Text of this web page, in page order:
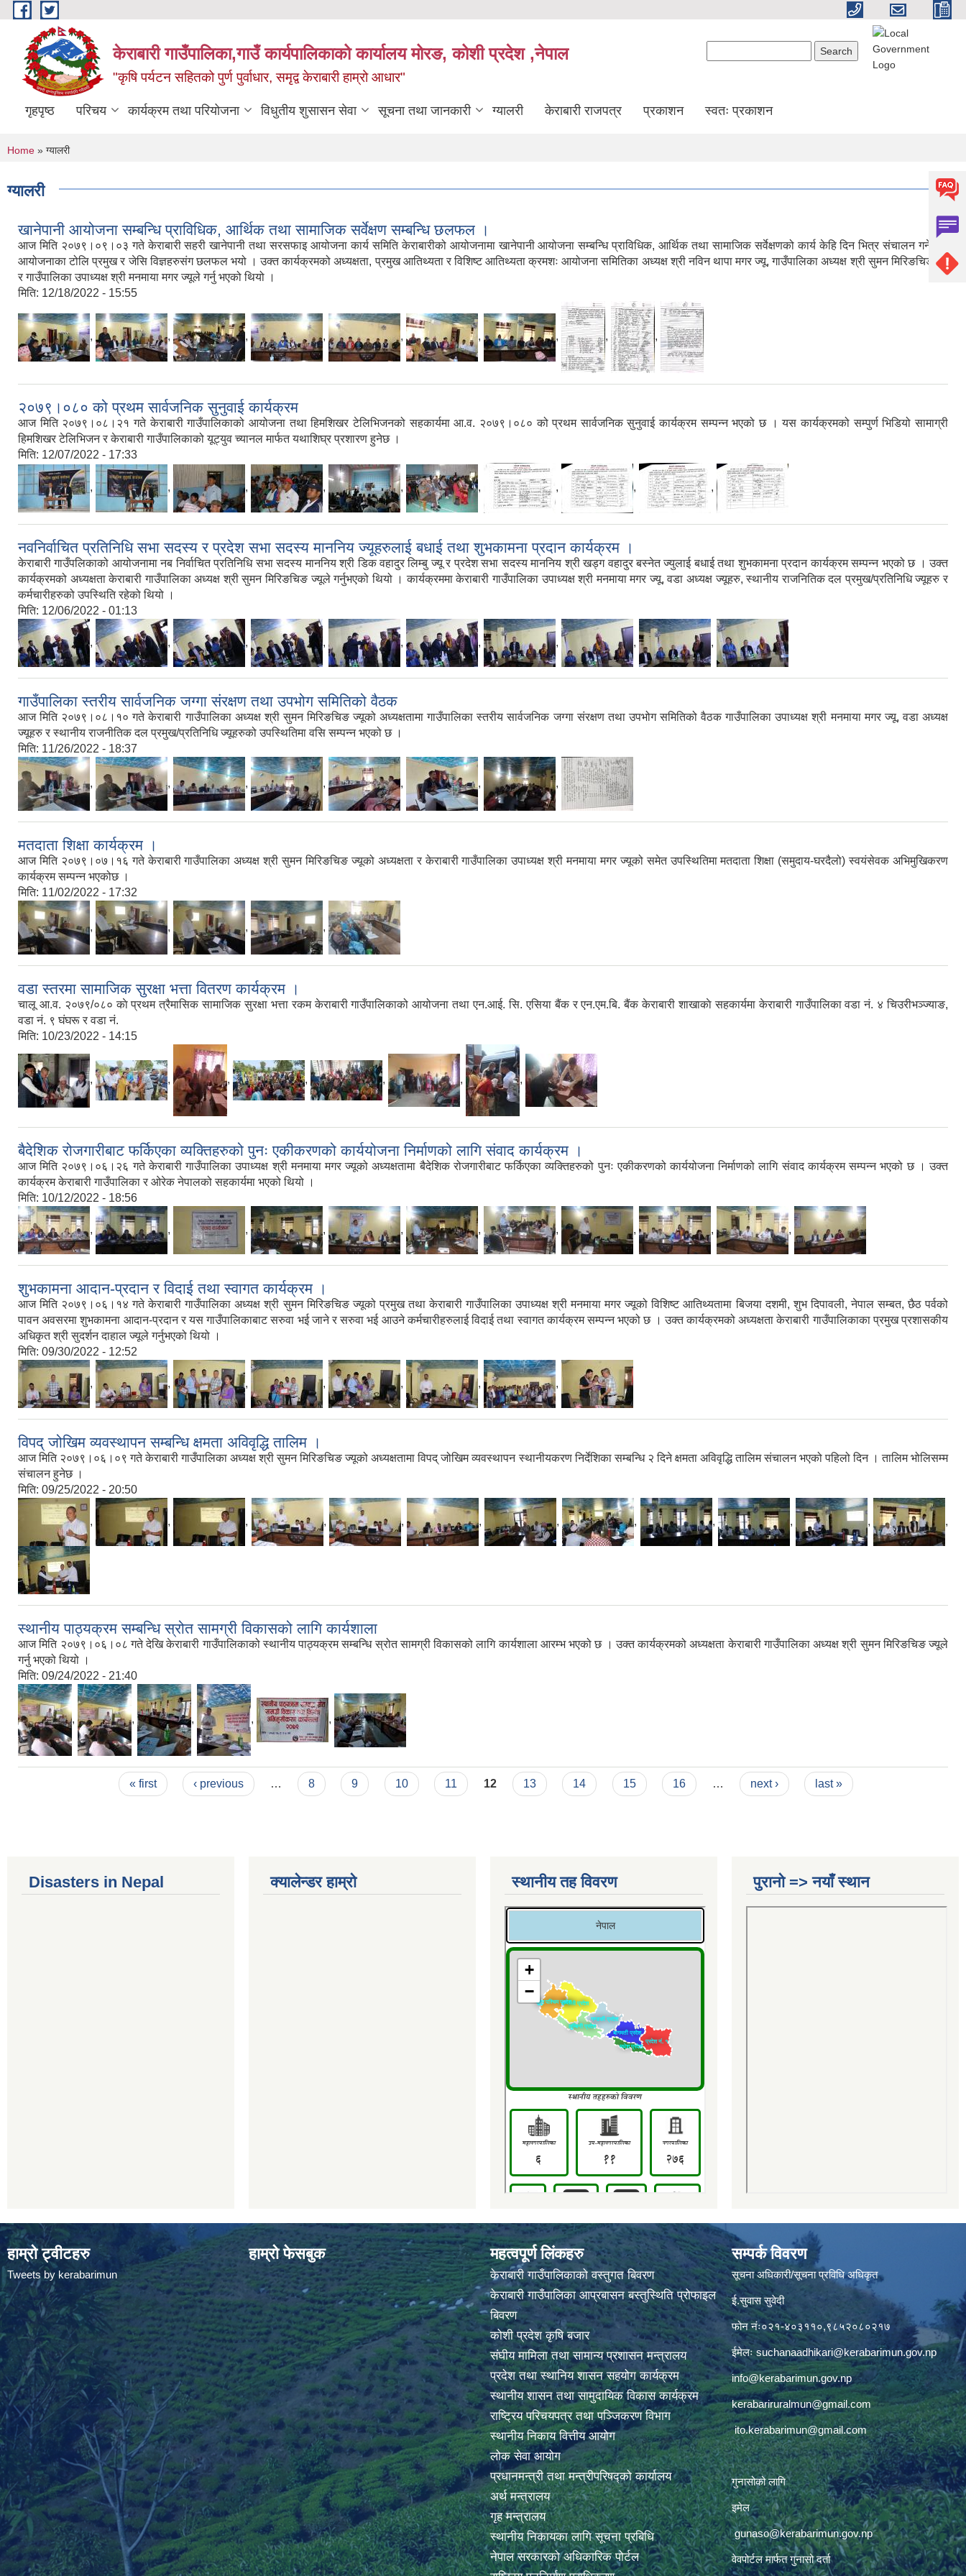
Skip to main content
केराबारी गाउँपालिका,गाउँ कार्यपालिकाको कार्यालय मोरङ, कोशी प्रदेश ,नेपाल
"कृषि पर्यटन सहितको पुर्ण पुर्वाधार, समृद्व केराबारी हाम्रो आधार"
गृहपृष्ठ परिचय कार्यक्रम तथा परियोजना विधुतीय शुसासन सेवा सूचना तथा जानकारी ग्यालरी केराबारी राजपत्र प्रकाशन स्वतः प्रकाशन
You are here
Home » ग्यालरी
ग्यालरी
खानेपानी आयोजना सम्बन्धि प्राविधिक, आर्थिक तथा सामाजिक सर्वेक्षण सम्बन्धि छलफल ।
आज मिति २०७९।०९।०३ गते केराबारी सहरी खानेपानी तथा सरसफाइ आयोजना कार्य समिति केराबारीको आयोजनामा खानेपानी आयोजना सम्बन्धि प्राविधिक, आर्थिक तथा सामाजिक सर्वेक्षणको कार्य केहि दिन भित्र संचालन गर्ने गरी
आयोजनाका टोलि प्रमुख र जेसि विज्ञहरुसंग छलफल भयो । उक्त कार्यक्रमको अध्यक्षता, प्रमुख आतिथ्यता र विशिष्ट आतिथ्यता क्रमशः आयोजना समितिका अध्यक्ष श्री नविन थापा मगर ज्यू, गाउँपालिका अध्यक्ष श्री सुमन मिरिङचिङ ज्यू
र गाउँपालिका उपाध्यक्ष श्री मनमाया मगर ज्यूले गर्नु भएको थियो ।
मिति: 12/18/2022 - 15:55
, , , , , , , , ,
२०७९।०८० को प्रथम सार्वजनिक सुनुवाई कार्यक्रम
आज मिति २०७९।०८।२१ गते केराबारी गाउँपालिकाको आयोजना तथा हिमशिखर टेलिभिजनको सहकार्यमा आ.व. २०७९।०८० को प्रथम सार्वजनिक सुनुवाई कार्यक्रम सम्पन्न भएको छ । यस कार्यक्रमको सम्पुर्ण भिडियो सामाग्री
हिमशिखर टेलिभिजन र केराबारी गाउँपालिकाको यूट्युव च्यानल मार्फत यथाशिघ्र प्रशारण हुनेछ ।
मिति: 12/07/2022 - 17:33
, , , , , , , , ,
नवनिर्वाचित प्रतिनिधि सभा सदस्य र प्रदेश सभा सदस्य माननिय ज्यूहरुलाई बधाई तथा शुभकामना प्रदान कार्यक्रम ।
केराबारी गाउँपलिकाको आयोजनामा नब निर्वाचित प्रतिनिधि सभा सदस्य माननिय श्री डिक वहादुर लिम्बु ज्यू र प्रदेश सभा सदस्य माननिय श्री खड्ग वहादुर बस्नेत ज्युलाई बधाई तथा शुभकामना प्रदान कार्यक्रम सम्पन्न भएको छ । उक्त
कार्यक्रमको अध्यक्षता केराबारी गाउँपालिका अध्यक्ष श्री सुमन मिरिङचिङ ज्यूले गर्नुभएको थियो । कार्यक्रममा केराबारी गाउँपालिका उपाध्यक्ष श्री मनमाया मगर ज्यू, वडा अध्यक्ष ज्यूहरु, स्थानीय राजनितिक दल प्रमुख/प्रतिनिधि ज्यूहरु र
कर्मचारीहरुको उपस्थिति रहेको थियो ।
मिति: 12/06/2022 - 01:13
, , , , , , , , ,
गाउँपालिका स्तरीय सार्वजनिक जग्गा संरक्षण तथा उपभोग समितिको वैठक
आज मिति २०७९।०८।१० गते केराबारी गाउँपालिका अध्यक्ष श्री सुमन मिरिङचिङ ज्यूको अध्यक्षतामा गाउँपालिका स्तरीय सार्वजनिक जग्गा संरक्षण तथा उपभोग समितिको वैठक गाउँपालिका उपाध्यक्ष श्री मनमाया मगर ज्यू, वडा अध्यक्ष
ज्यूहरु र स्थानीय राजनीतिक दल प्रमुख/प्रतिनिधि ज्यूहरुको उपस्थितिमा वसि सम्पन्न भएको छ ।
मिति: 11/26/2022 - 18:37
, , , , , , ,
मतदाता शिक्षा कार्यक्रम ।
आज मिति २०७९।०७।१६ गते केराबारी गाउँपालिका अध्यक्ष श्री सुमन मिरिङचिङ ज्यूको अध्यक्षता र केराबारी गाउँपालिका उपाध्यक्ष श्री मनमाया मगर ज्यूको समेत उपस्थितिमा मतदाता शिक्षा (समुदाय-घरदैलो) स्वयंसेवक अभिमुखिकरण
कार्यक्रम सम्पन्न भएकोछ ।
मिति: 11/02/2022 - 17:32
, , , ,
वडा स्तरमा सामाजिक सुरक्षा भत्ता वितरण कार्यक्रम ।
चालू आ.व. २०७९/०८० काे प्रथम त्रैमासिक सामाजिक सुरक्षा भत्ता रकम केराबारी गाउँपालिकाको आयोजना तथा एन.आई. सि. एसिया बैंक र एन.एम.बि. बैंक केराबारी शाखाकाे सहकार्यमा केराबारी गाउँपालिका वडा नं. ४ चिउरीभञ्ज्याङ,
वडा नं. ९ घंघरू र वडा नं.
मिति: 10/23/2022 - 14:15
, , , , , , ,
बैदेशिक रोजगारीबाट फर्किएका व्यक्तिहरुको पुनः एकीकरणको कार्ययोजना निर्माणको लागि संवाद कार्यक्रम ।
आज मिति २०७९।०६।२६ गते केराबारी गाउँपालिका उपाध्यक्ष श्री मनमाया मगर ज्यूको अध्यक्षतामा बैदेशिक रोजगारीबाट फर्किएका व्यक्तिहरुको पुनः एकीकरणको कार्ययोजना निर्माणको लागि संवाद कार्यक्रम सम्पन्न भएको छ । उक्त
कार्यक्रम केराबारी गाउँपालिका र ओरेक नेपालको सहकार्यमा भएको थियो ।
मिति: 10/12/2022 - 18:56
, , , , , , , , , ,
शुभकामना आदान-प्रदान र विदाई तथा स्वागत कार्यक्रम ।
आज मिति २०७९।०६।१४ गते केराबारी गाउँपालिका अध्यक्ष श्री सुमन मिरिङचिङ ज्यूको प्रमुख तथा केराबारी गाउँपालिका उपाध्यक्ष श्री मनमाया मगर ज्यूको विशिष्ट आतिथ्यतामा बिजया दशमी, शुभ दिपावली, नेपाल सम्बत, छैठ पर्वको
पावन अवसरमा शुभकामना आदान-प्रदान र यस गाउँपालिकाबाट सरुवा भई जाने र सरुवा भई आउने कर्मचारीहरुलाई विदाई तथा स्वागत कार्यक्रम सम्पन्न भएको छ । उक्त कार्यक्रमको अध्यक्षता केराबारी गाउँपालिकाका प्रमुख प्रशासकीय
अधिकृत श्री सुदर्शन दाहाल ज्यूले गर्नुभएको थियो ।
मिति: 09/30/2022 - 12:52
, , , , , , ,
विपद् जोखिम व्यवस्थापन सम्बन्धि क्षमता अविवृद्धि तालिम ।
आज मिति २०७९।०६।०९ गते केराबारी गाउँपालिका अध्यक्ष श्री सुमन मिरिङचिङ ज्यूको अध्यक्षतामा विपद् जोखिम व्यवस्थापन स्थानीयकरण निर्देशिका सम्बन्धि २ दिने क्षमता अविवृद्धि तालिम संचालन भएको पहिलो दिन । तालिम भोलिसम्म
संचालन हुनेछ ।
मिति: 09/25/2022 - 20:50
, , , , , , , , , , , ,
स्थानीय पाठ्यक्रम सम्बन्धि स्रोत सामग्री विकासको लागि कार्यशाला
आज मिति २०७९।०६।०८ गते देखि केराबारी गाउँपालिकाको स्थानीय पाठ्यक्रम सम्बन्धि स्रोत सामग्री विकासको लागि कार्यशाला आरम्भ भएको छ । उक्त कार्यक्रमको अध्यक्षता केराबारी गाउँपालिका अध्यक्ष श्री सुमन मिरिङचिङ ज्यूले
गर्नु भएको थियो ।
मिति: 09/24/2022 - 21:40
, , , , ,
« first ‹ previous … 8 9 10 11 12 13 14 15 16 … next › last »
Disasters in Nepal क्यालेन्डर हाम्रो स्थानीय तह विवरण पुरानो => नयाँ स्थान
हाम्रो ट्वीटहरु
Tweets by kerabarimun
हाम्रो फेसबुक महत्वपूर्ण लिंकहरु
केराबारी गाउँपालिकाको वस्तुगत बिवरण
केराबारी गाउँपालिका आप्रबासन बस्तुस्थिति प्रोफाइल
बिवरण
कोशी प्रदेश कृषि बजार
संघीय मामिला तथा सामान्य प्रशासन मन्त्रालय
प्रदेश तथा स्थानिय शासन सहयोग कार्यक्रम
स्थानीय शासन तथा सामुदायिक विकास कार्यक्रम
राष्ट्रिय परिचयपत्र तथा पञ्जिकरण विभाग
स्थानीय निकाय वित्तीय आयोग
लोक सेवा आयोग
प्रधानमन्त्री तथा मन्त्रीपरिषद्को कार्यालय
अर्थ मन्त्रालय
गृह मन्त्रालय
स्थानीय निकायका लागि सूचना प्रबिधि
नेपाल सरकारको अधिकारिक पोर्टल
सम्पर्क विवरण
सूचना अधिकारी/सूचना प्रविधि अधिकृत
ई.सुवास सुवेदी
फोन नंः०२१-४०३११०,९८५२०८०२१७
ईमेलःsuchanaadhikari@kerabarimun.gov.np
info@kerabarimun.gov.np
kerabariruralmun@gmail.com
ito.kerabarimun@gmail.com
गुनासोको लागि
इमेल
gunaso@kerabarimun.gov.np
वेवपोर्टल मार्फत गुनासो दर्ता